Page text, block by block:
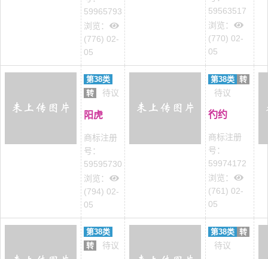
59965793
浏览：
(776) 02-
05
59563517
浏览：
(770) 02-
05
第38类
转
待议
阳虎
商标注册
号：
59595730
浏览：
(794) 02-
05
第38类 转
待议
彴约
商标注册
号：
59974172
浏览：
(761) 02-
05
第38类
转
待议
第38类 转
待议